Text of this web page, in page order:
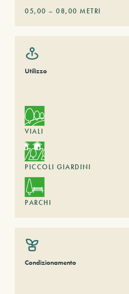
05,00 – 08,00 METRI
Utilizzo
VIALI
PICCOLI GIARDINI
PARCHI
Condizionamento